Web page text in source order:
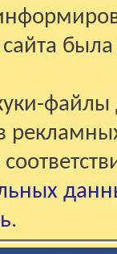
файлы
.